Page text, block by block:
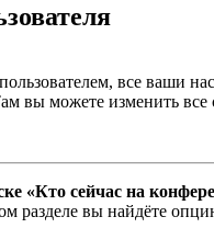
все ваши
вы можете изменить все
«Кто сейчас на
разделе вы найдёте